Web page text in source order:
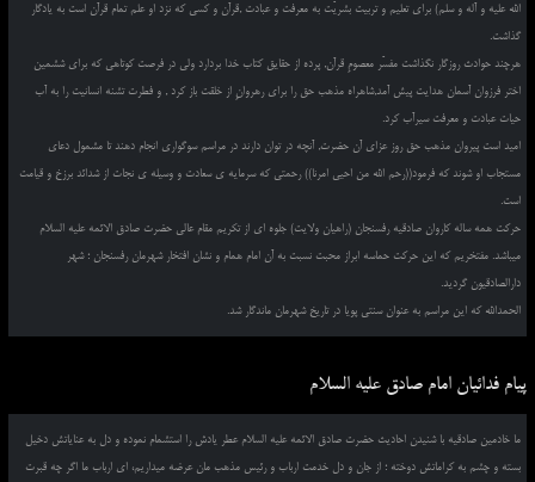
الله علیه و آله و سلم) برای تعلیم و تربیت بشریّت به معرفت و عبادت ,قرآن و کسی که نزد او علم تمام قرآن است به یادگار
گذاشت.
هرچند حوادث روزگار نگذاشت مفسّر معصومِ قرآن, پرده از حقایق کتاب خدا بردارد ولی در فرصت کوتاهی که برای ششمین
اختر فرزوان آسمان هدایت پیش آمد,شاهراه مذهب حق را برای رهروانِ از خلقت باز کرد , و فطرت تشنه انسانیت را به آب
حیات عبادت و معرفت سیرآب کرد.
امید است پیروان مذهب حق روز عزای آن حضرت, آنچه در توان دارند در مراسم سوگواری انجام دهند تا مشمول دعای
مستجاب او شوند که فرمود((رحم الله من احیی امرنا)) رحمتی که سرمایه ی سعادت و وسیله ی نجات از شدائد برزخ و قیامت
است.
حرکت همه ساله کاروان صادقیه رفسنجان (راهیان ولایت) جلوه ای از تکریم مقام عالی حضرت صادق الائمه علیه السلام
میباشد. مفتخریم که این حرکت حماسه ابراز محبت نسبت به آن امام همام و نشان افتخار شهرمان رفسنجان ؛ شهر
دارالصادقیون گردید.
الحمدالله که این مراسم به عنوان سنتی پویا در تاریخ شهرمان ماندگار شد.
پیام فدائیان امام صادق علیه السلام
ما خادمین صادقیه با شنیدن احادیث حضرت صادق الائمه علیه السلام عطر یادش را استشمام نموده و دل به عنایاتش دخیل
بسته و چشم به کراماتش دوخته ؛ از جان و دل خدمت ارباب و رئیس مذهب مان عرضه میداریم، ای ارباب ما اگر چه قبرت